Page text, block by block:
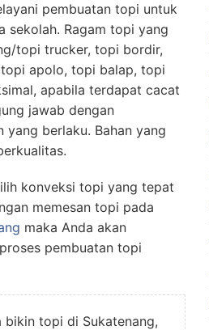
pembuatan topi untuk
sekolah. Ragam topi yang
topi trucker, topi bordir,
apolo, topi balap, topi
apabila terdapat cacat
jawab dengan
yang berlaku. Bahan yang
konveksi topi yang tepat
memesan topi pada
maka Anda akan
pembuatan topi
bikin topi di Sukatenang,